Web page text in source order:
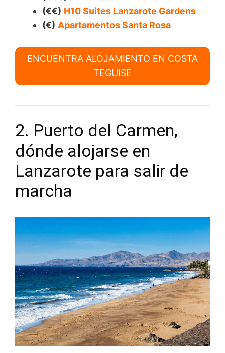
(€€) H10 Suites Lanzarote Gardens
(€) Apartamentos Santa Rosa
ENCUENTRA ALOJAMIENTO EN COSTA
TEGUISE
2. Puerto del Carmen,
dónde alojarse en
Lanzarote para salir de
marcha